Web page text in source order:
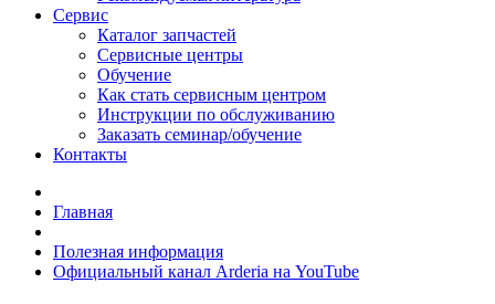
Сервис
Каталог запчастей
Сервисные центры
Обучение
Как стать сервисным центром
Инструкции по обслуживанию
Заказать семинар/обучение
Контакты
Главная
Полезная информация
Официальный канал Arderia на YouTube